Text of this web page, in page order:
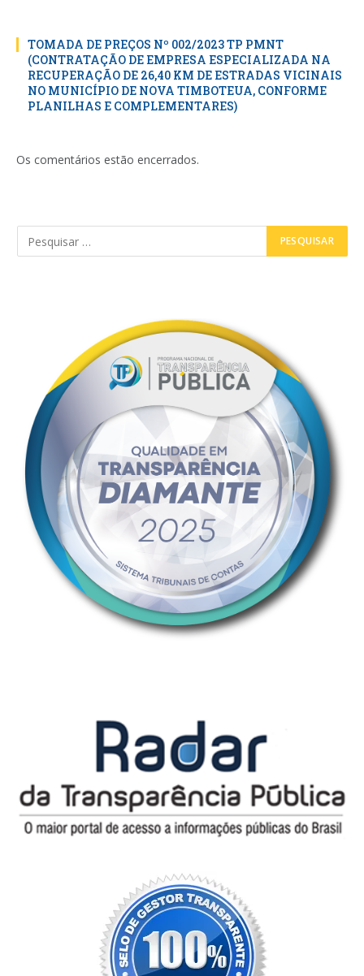
TOMADA DE PREÇOS Nº 002/2023 TP PMNT
(CONTRATAÇÃO DE EMPRESA ESPECIALIZADA NA
RECUPERAÇÃO DE 26,40 KM DE ESTRADAS VICINAIS
NO MUNICÍPIO DE NOVA TIMBOTEUA, CONFORME
PLANILHAS E COMPLEMENTARES)
Os comentários estão encerrados.